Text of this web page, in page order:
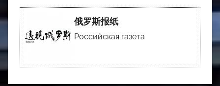
俄罗斯报纸
Российская газета